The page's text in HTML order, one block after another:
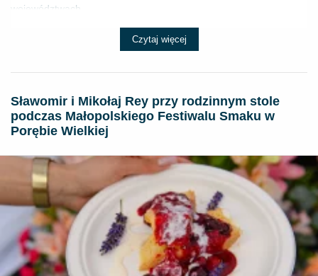
województwach...
Czytaj więcej
Sławomir i Mikołaj Rey przy rodzinnym stole
podczas Małopolskiego Festiwalu Smaku w
Porębie Wielkiej